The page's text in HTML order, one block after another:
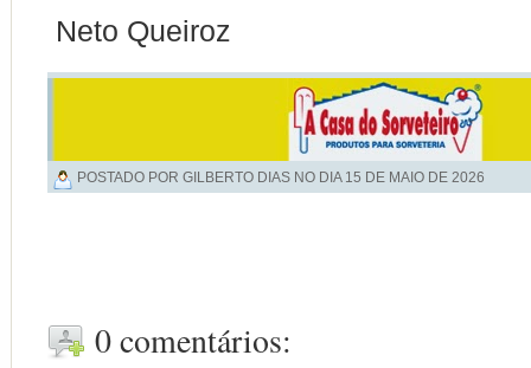
Neto Queiroz
POSTADO POR GILBERTO DIAS NO DIA 15 DE MAIO DE 2026
0 comentários: